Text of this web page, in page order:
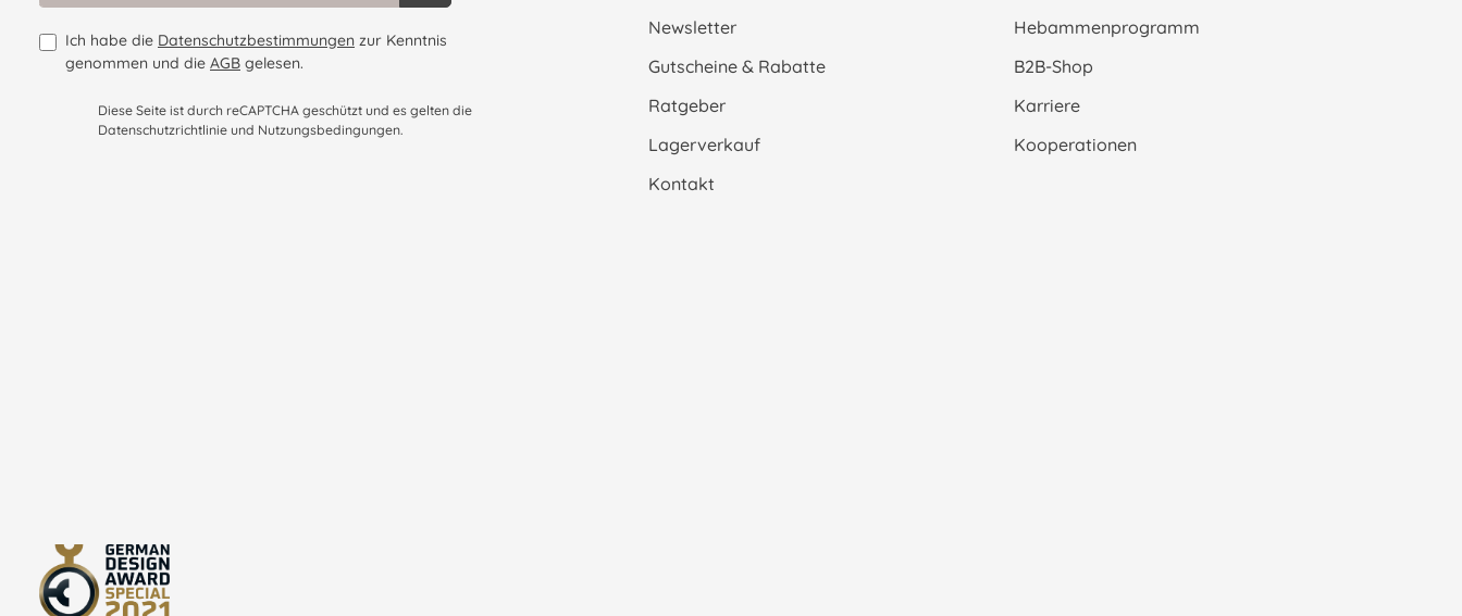
Ich habe die Datenschutzbestimmungen zur Kenntnis
genommen und die AGB gelesen.
Diese Seite ist durch reCAPTCHA geschützt und es gelten die
Datenschutzrichtlinie und Nutzungsbedingungen.
Newsletter
Gutscheine & Rabatte
Ratgeber
Lagerverkauf
Kontakt
Hebammenprogramm
B2B-Shop
Karriere
Kooperationen